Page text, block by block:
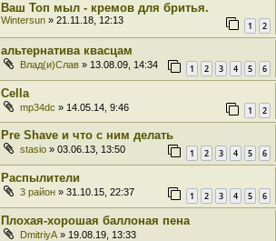
Ваш Топ мыл - кремов для бритья.
Wintersun » 21.11.18, 12:13 1 2
альтернатива квасцам
Влад(и)Слав » 13.08.09, 14:34 1 2 3 4 5 6
Cella
mp34dc » 14.05.14, 9:46 1 2
Pre Shave и что с ним делать
stasio » 03.06.13, 13:50 1 2 3 4 5 6
Распылители
3 район » 31.10.15, 22:37 1 2 3 4 5 6
Плохая-хорошая баллоная пена
DmitriyA » 19.08.19, 13:33